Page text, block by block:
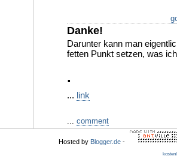
Danke!
Darunter kann man
fetten Punkt setzen, was
.
... link
... comment
Hosted by Blogger.de -